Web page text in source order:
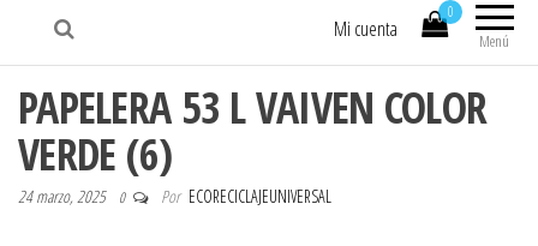
Menú
0
Mi cuenta
PAPELERA 53 L VAIVEN COLOR
VERDE (6)
24 marzo, 2025 0 Por ECORECICLAJEUNIVERSAL